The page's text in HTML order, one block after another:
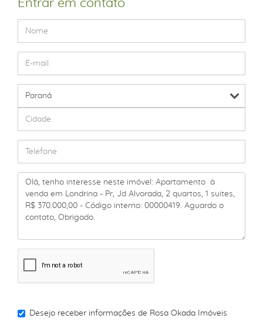
Entrar em contato
Desejo receber informações de Rosa Okada Imóveis